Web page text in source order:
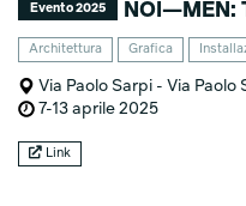
Evento 2025 NOI—MEN:
Architettura Grafica
Via Paolo Sarpi - Via Paolo
7-13 aprile 2025
Link